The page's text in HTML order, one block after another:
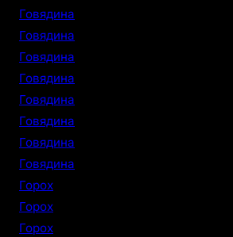
Говядина
Говядина
Говядина
Говядина
Говядина
Говядина
Говядина
Говядина
Горох
Горох
Горох